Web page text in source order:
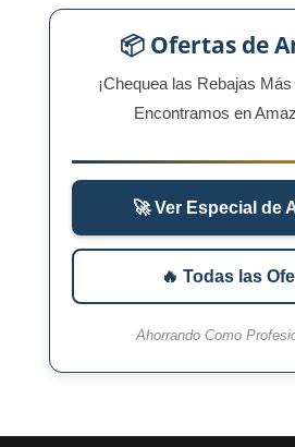
📦 Ofertas de
¡Chequea las Rebajas
Encontramos en
🚀 Ver Especial de
🔥 Todas las
Ahorrando Como